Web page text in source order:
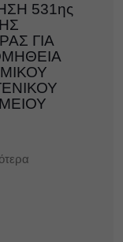
531ης
ΓΙΑ